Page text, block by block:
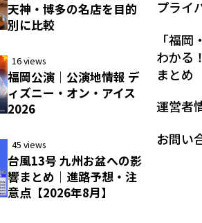
天神・博多の名店を目的
別に比較
16 views
福岡公演｜公演地情報 デ
ィズニー・オン・アイス
2026
45 views
台風13号 九州お盆への影
響まとめ｜進路予想・注
意点【2026年8月】
プライ
「福
わかる
まとめ
運営者
お問い